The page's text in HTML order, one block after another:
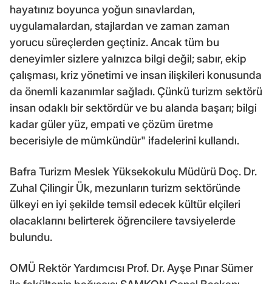
hayatınız boyunca yoğun sınavlardan,
uygulamalardan, stajlardan ve zaman zaman
yorucu süreçlerden geçtiniz. Ancak tüm bu
deneyimler sizlere yalnızca bilgi değil; sabır, ekip
çalışması, kriz yönetimi ve insan ilişkileri konusunda
da önemli kazanımlar sağladı. Çünkü turizm sektörü
insan odaklı bir sektördür ve bu alanda başarı; bilgi
kadar güler yüz, empati ve çözüm üretme
becerisiyle de mümkündür" ifadelerini kullandı.
Bafra Turizm Meslek Yüksekokulu Müdürü Doç. Dr.
Zuhal Çilingir Ük, mezunların turizm sektöründe
ülkeyi en iyi şekilde temsil edecek kültür elçileri
olacaklarını belirterek öğrencilere tavsiyelerde
bulundu.
OMÜ Rektör Yardımcısı Prof. Dr. Ayşe Pınar Sümer